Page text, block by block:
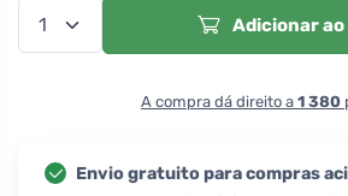
Adicionar
A compra dá direito a 1 380
Envio gratuito para compras